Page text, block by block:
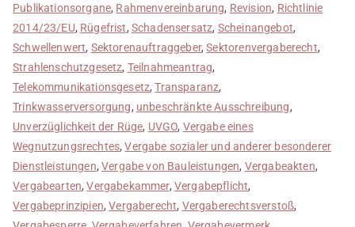
Publikationsorgane, Rahmenvereinbarung, Revision, Richtlinie
2014/23/EU, Rügefrist, Schadensersatz, Scheinangebot,
Schwellenwert, Sektorenauftraggeber,Sektorenvergaberecht,
Strahlenschutzgesetz, Teilnahmeantrag,
Telekommunikationsgesetz,Transparanz,
Trinkwasserversorgung, unbeschränkte Ausschreibung,
Unverzüglichkeit der Rüge, UVGO, Vergabe eines
Wegnutzungsrechtes,Vergabe sozialer und anderer besonderer
Dienstleistungen,Vergabe von Bauleistungen, Vergabeakten,
Vergabearten,Vergabekammer, Vergabepflicht,
Vergabeprinzipien,Vergaberecht, Vergaberechtsverstoß,